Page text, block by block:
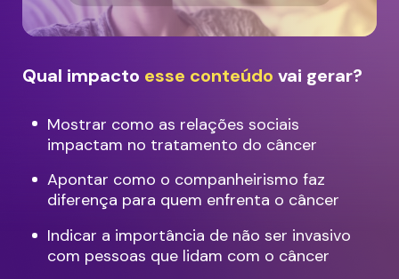
Qual impacto esse conteúdo vai gerar?
Mostrar como as relações sociais
impactam no tratamento do câncer
Apontar como o companheirismo faz
diferença para quem enfrenta o câncer
Indicar a importância de não ser invasivo
com pessoas que lidam com o câncer